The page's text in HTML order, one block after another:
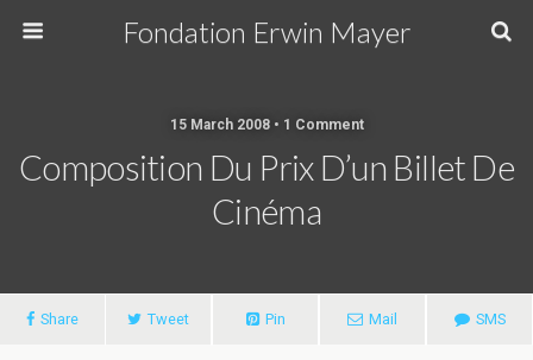
Fondation Erwin Mayer
15 March 2008 • 1 Comment
Composition Du Prix D’un Billet De
Cinéma
Share Tweet Pin Mail SMS